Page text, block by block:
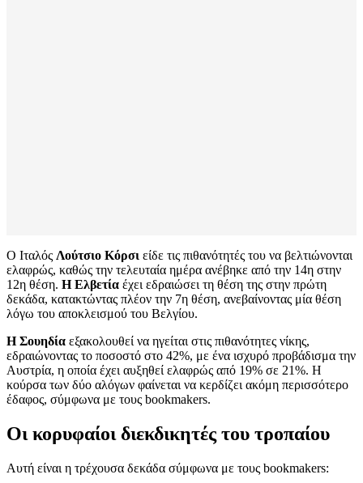
Ο Ιταλός Λούτσιο Κόρσι είδε τις πιθανότητές του να βελτιώνονται
ελαφρώς, καθώς την τελευταία ημέρα ανέβηκε από την 14η στην
12η θέση. Η Ελβετία έχει εδραιώσει τη θέση της στην πρώτη
δεκάδα, κατακτώντας πλέον την 7η θέση, ανεβαίνοντας μία θέση
λόγω του αποκλεισμού του Βελγίου.
Η Σουηδία εξακολουθεί να ηγείται στις πιθανότητες νίκης,
εδραιώνοντας το ποσοστό στο 42%, με ένα ισχυρό προβάδισμα την
Αυστρία, η οποία έχει αυξηθεί ελαφρώς από 19% σε 21%. Η
κούρσα των δύο αλόγων φαίνεται να κερδίζει ακόμη περισσότερο
έδαφος, σύμφωνα με τους bookmakers.
Οι κορυφαίοι διεκδικητές του τροπαίου
Αυτή είναι η τρέχουσα δεκάδα σύμφωνα με τους bookmakers: